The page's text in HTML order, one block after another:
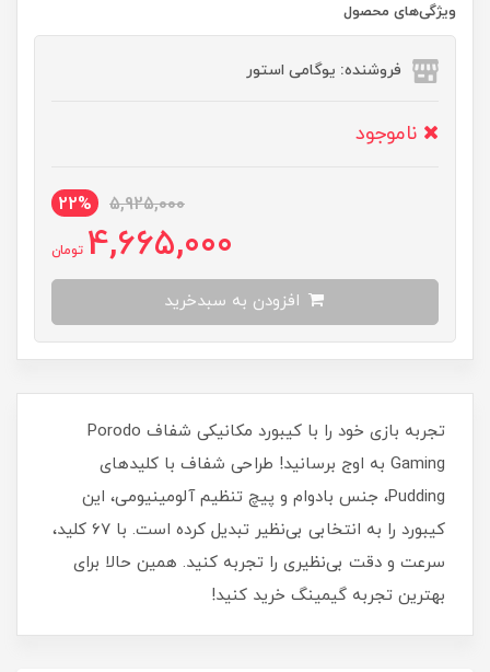
ویژگی‌های محصول
فروشنده: یوگامی استور
ناموجود
5,925,000
22%
4,665,000 تومان
تجربه بازی خود را با کیبورد مکانیکی شفاف Porodo
Gaming به اوج برسانید! طراحی شفاف با کلیدهای
Pudding، جنس بادوام و پیچ تنظیم آلومینیومی، این
کیبورد را به انتخابی بی‌نظیر تبدیل کرده است. با 67 کلید،
سرعت و دقت بی‌نظیری را تجربه کنید. همین حالا برای
بهترین تجربه گیمینگ خرید کنید!